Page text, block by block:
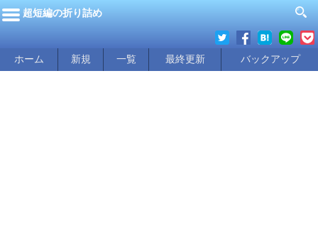
超短編の折り詰め
ホーム 新規 一覧 最終更新 バックアップ